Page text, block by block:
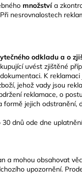
množstvía
nesrovnalostech
odkladu a o
uvést zjištěné
K
jehož vady jsou
reklamace, o
jejich odstranění,
dnů ode dne
a mohou obsahovat
upozornění.